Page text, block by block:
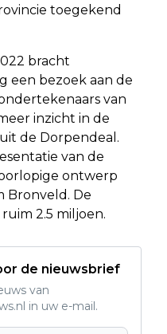
toegekend
bracht
een bezoek aan de
van
inzicht in de
de Dorpendeal.
van de
ontwerp
Bronveld. De
2.5 miljoen.
de nieuwsbrief
van
in uw e-mail.